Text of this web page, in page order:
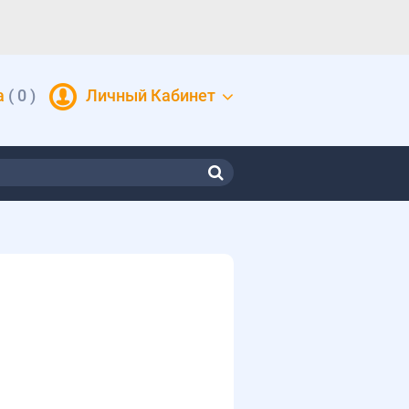
Личный Кабинет
( 0)